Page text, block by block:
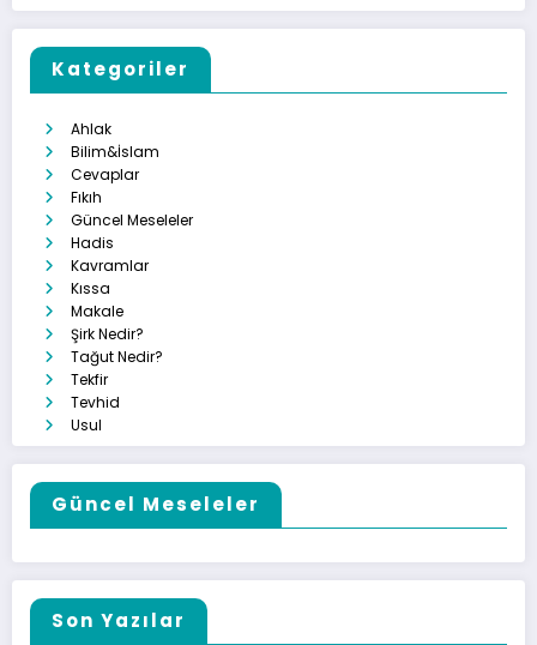
Kategoriler
Ahlak
Bilim&İslam
Cevaplar
Fıkıh
Güncel Meseleler
Hadis
Kavramlar
Kıssa
Makale
Şirk Nedir?
Tağut Nedir?
Tekfir
Tevhid
Usul
Güncel Meseleler
Son Yazılar